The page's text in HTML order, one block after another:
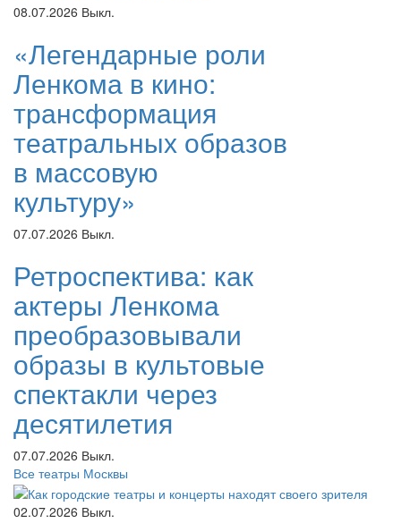
08.07.2026 Выкл.
«Легендарные роли
Ленкома в кино:
трансформация
театральных образов
в массовую
культуру»
07.07.2026 Выкл.
Ретроспектива: как
актеры Ленкома
преобразовывали
образы в культовые
спектакли через
десятилетия
07.07.2026 Выкл.
Все театры Москвы
02.07.2026 Выкл.